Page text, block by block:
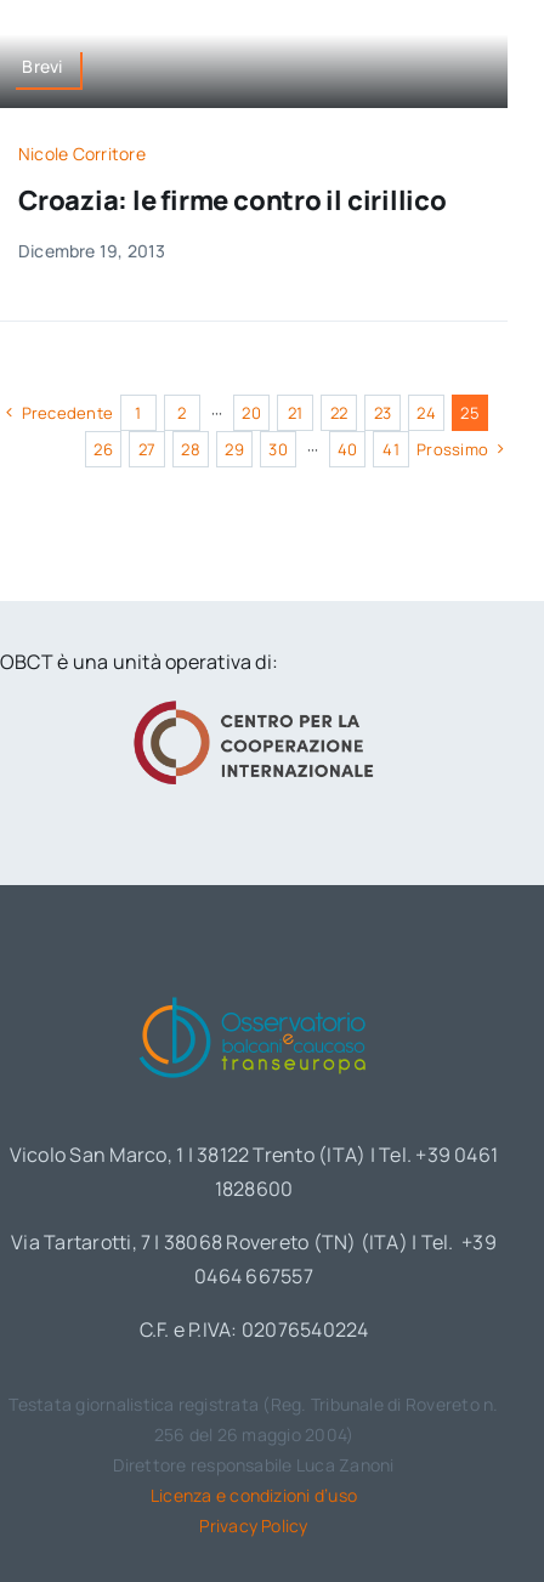
Brevi
Nicole Corritore
Croazia: le firme contro il cirillico
Dicembre 19, 2013
Precedente 1 2 ··· 20 21 22 23 24
25
26
27 28 29 30 ··· 40 41 Prossimo
OBCT è una unità operativa di:
Vicolo San Marco, 1 | 38122 Trento (ITA) | Tel. +39 0461
1828600
Via Tartarotti, 7 | 38068 Rovereto (TN) (ITA) | Tel. +39
0464 667557
C.F. e P.IVA: 02076540224
Testata giornalistica registrata (Reg. Tribunale di Rovereto n.
256 del 26 maggio 2004)
Direttore responsabile Luca Zanoni
Licenza e condizioni d’uso
Privacy Policy